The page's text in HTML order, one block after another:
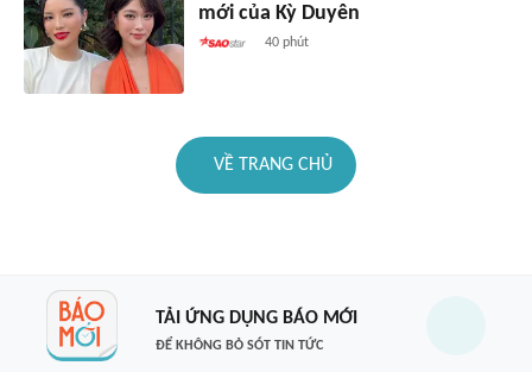
mới của Kỳ Duyên
40 phút
VỀ TRANG CHỦ
TẢI ỨNG DỤNG BÁO MỚI
ĐỂ KHÔNG BỎ SÓT TIN TỨC